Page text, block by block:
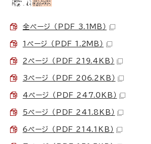
全ページ （PDF 3.1MB）
1ページ （PDF 1.2MB）
2ページ （PDF 219.4KB）
3ページ （PDF 206.2KB）
4ページ （PDF 247.0KB）
5ページ （PDF 241.8KB）
6ページ （PDF 214.1KB）